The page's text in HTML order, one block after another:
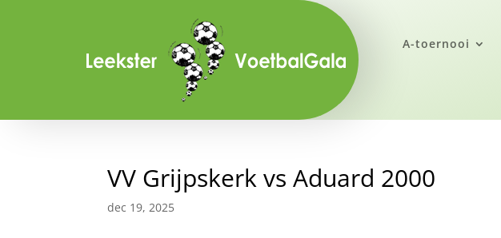
A-toernooi
VV Grijpskerk vs Aduard 2000
dec 19, 2025